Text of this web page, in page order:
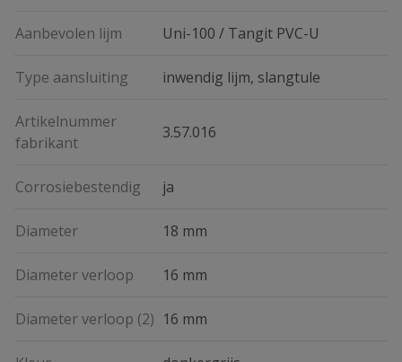
Aanbevolen lijm Uni-100 / Tangit PVC-U
Type aansluiting inwendig lijm, slangtule
Artikelnummer
fabrikant
3.57.016
Corrosiebestendig ja
Diameter 18 mm
Diameter verloop 16 mm
Diameter verloop (2) 16 mm